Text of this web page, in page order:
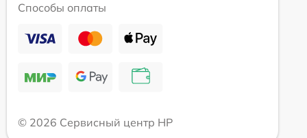
Способы оплаты
© 2026 Сервисный центр HP